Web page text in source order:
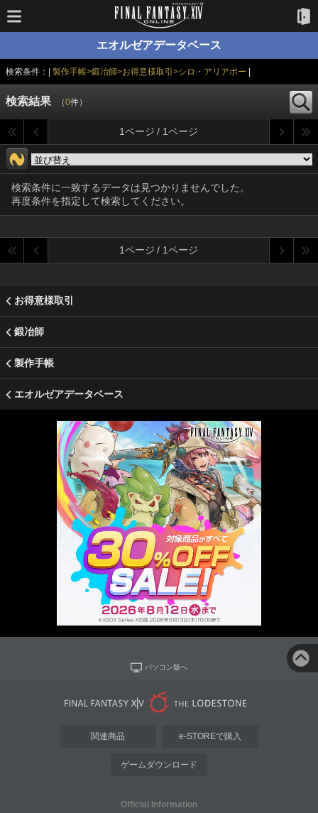
エオルゼアデータベース
検索条件：| 製作手帳>鍛冶師>お得意様取引>シロ・アリアポー
検索結果 （0件）
1ページ / 1ページ
検索条件に一致するデータは見つかりませんでした。
再度条件を指定して検索してください。
1ページ / 1ページ
お得意様取引
鍛冶師
製作手帳
エオルゼアデータベース
パソコン版へ
関連商品 e-STOREで購入
ゲームダウンロード
Official Information